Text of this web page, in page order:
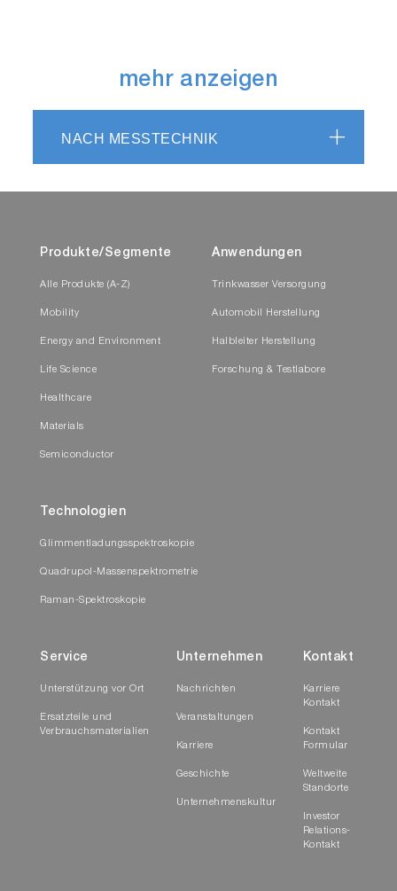
mehr anzeigen
NACH MESSTECHNIK
Produkte/Segmente
Alle Produkte (A-Z)
Mobility
Energy and Environment
Life Science
Healthcare
Materials
Semiconductor
Anwendungen
Trinkwasser Versorgung
Automobil Herstellung
Halbleiter Herstellung
Forschung & Testlabore
Technologien
Glimmentladungsspektroskopie
Quadrupol-Massenspektrometrie
Raman-Spektroskopie
Service
Unterstützung vor Ort
Ersatzteile und
Verbrauchsmaterialien
Unternehmen
Nachrichten
Veranstaltungen
Karriere
Geschichte
Unternehmenskultur
Kontakt
Karriere
Kontakt
Kontakt
Formular
Weltweite
Standorte
Investor
Relations-
Kontakt